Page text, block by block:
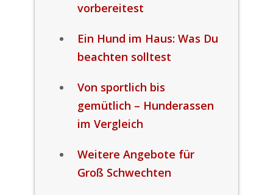
vorbereitest
Ein Hund im Haus: Was Du
beachten solltest
Von sportlich bis
gemütlich – Hunderassen
im Vergleich
Weitere Angebote für
Groß Schwechten